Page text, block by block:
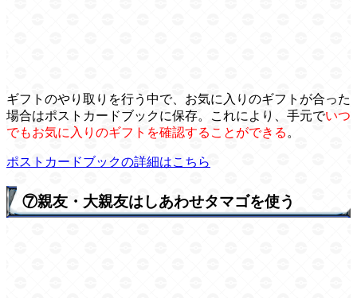
ギフトのやり取りを行う中で、お気に入りのギフトが合った
場合はポストカードブックに保存。これにより、手元でいつ
でもお気に入りのギフトを確認することができる。
ポストカードブックの詳細はこちら
⑦親友・大親友はしあわせタマゴを使う